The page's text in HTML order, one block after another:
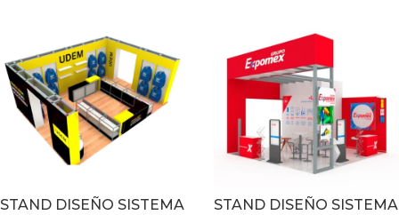
STAND DISEÑO SISTEMA
STAND DISEÑO SISTEMA